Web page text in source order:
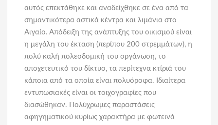
αυτός επεκτάθηκε και αναδείχθηκε σε ένα από τα
σημαντικότερα αστικά κέντρα και λιμάνια στο
Αιγαίο. Απόδειξη της ανάπτυξης του οικισμού είναι
η μεγάλη του έκταση (περίπου 200 στρεμμάτων), η
πολύ καλή πολεοδομική του οργάνωση, το
αποχετευτικό του δίκτυο, τα περίτεχνα κτίριά του
κάποια από τα οποία είναι πολυόροφα. Ιδιαίτερα
εντυπωσιακές είναι οι τοιχογραφίες που
διασώθηκαν. Πολύχρωμες παραστάσεις
αφηγηματικού κυρίως χαρακτήρα με φωτεινά